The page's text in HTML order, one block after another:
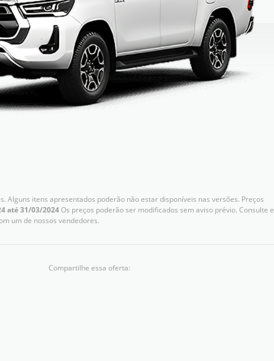
Alguns itens apresentados poderão não estar disponíveis nas versões. Preços
até 31/03/2024Os preços poderão ser modificados sem aviso prévio. Consulte e
um de nossos vendedores.
Compartilhe essa oferta: